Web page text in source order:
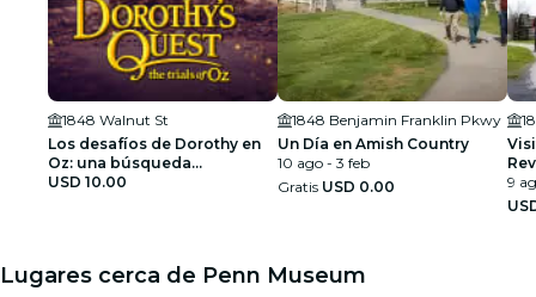
1848 Walnut St
Los desafíos de Dorothy en
Oz: una búsqueda
exploratoria por la ciudad de
USD 10.00
1848 Benjamin Franklin Pkwy
Un Día en Amish Country
10 ago - 3 feb
Gratis USD 0.00
9
Lugares cerca de Penn Museum